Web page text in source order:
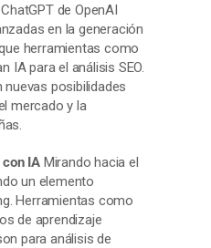
de OpenAI
en la generación
herramientas como
IA para el análisis SEO.
posibilidades
mercado y la
IA Mirando hacia el
un elemento
Herramientas como
de aprendizaje
para análisis de